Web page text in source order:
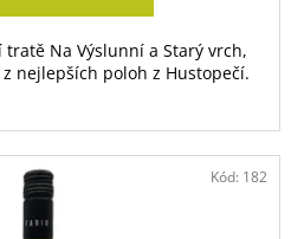
Na Výslunní a Starý vrch,
nejlepších poloh z Hustopečí.
Kód: 182